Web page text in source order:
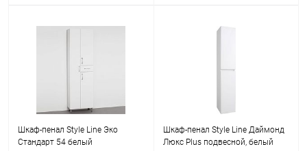
Шкаф-пенал Style Line Эко
Стандарт 54 белый
Шкаф-пенал Style Line Даймонд
Люкс Plus подвесной, белый